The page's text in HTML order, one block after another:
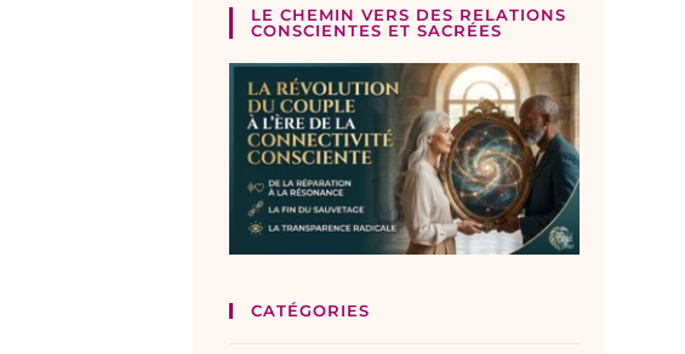
LE CHEMIN VERS DES RELATIONS
CONSCIENTES ET SACRÉES
CATÉGORIES